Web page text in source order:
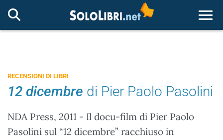
RECENSIONI DI LIBRI
12 dicembre di Pier Paolo Pasolini
NDA Press, 2011 - Il docu-film di Pier Paolo
Pasolini sul “12 dicembre” racchiuso in